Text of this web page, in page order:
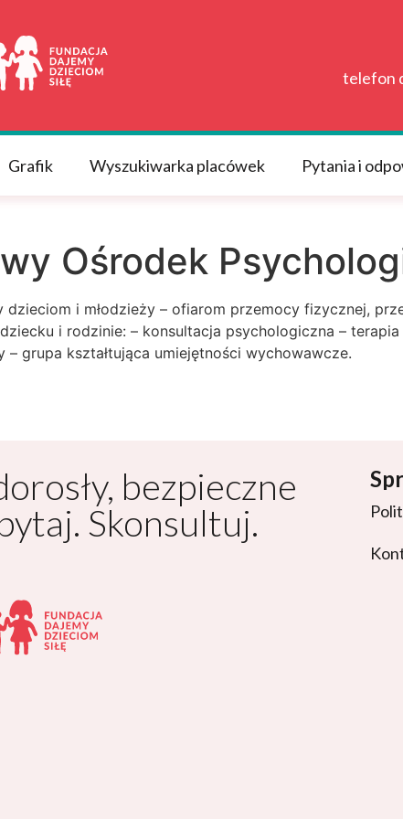
telefon
Grafik Wyszukiwarka placówek Pytania i
Ośrodek
dzieciom i młodzieży – ofiarom przemocy fizycznej,
i rodzinie: – konsultacja psychologiczna –
grupa kształtująca umiejętności wychowawcze.
bezpieczne
Skonsultuj.